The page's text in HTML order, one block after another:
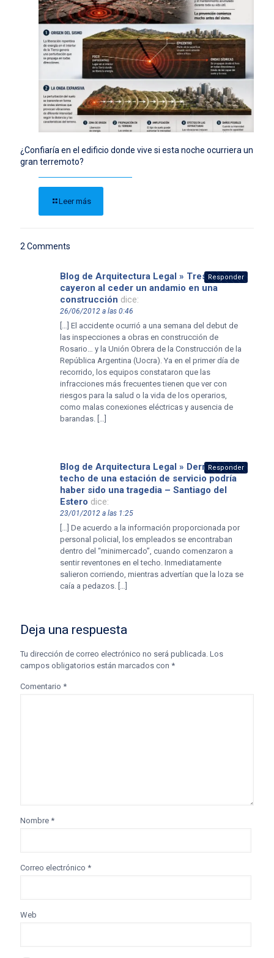
¿Confiaría en el edificio donde vive si esta noche ocurriera un
gran terremoto?
Leer más
2 Comments
Blog de Arquitectura Legal » Tres obreros
cayeron al ceder un andamio en una
construcción dice:
26/06/2012 a las 0:46
[…] El accidente ocurrió a una semana del debut de
las inspecciones a obras en construcción de
Rosario… y la Unión Obrera de la Construcción de la
República Argentina (Uocra). Ya en el primer día de
recorrido, los equipos constataron que las
infracciones más frecuentes tienen que ver con
riesgos para la salud o la vida de los operarios,
como malas conexiones eléctricas y ausencia de
barandas. […]
Responder
Blog de Arquitectura Legal » Derrumbe del
techo de una estación de servicio podría
haber sido una tragedia – Santiago del
Estero dice:
23/01/2012 a las 1:25
[…] De acuerdo a la información proporcionada por
personal policial, los empleados se encontraban
dentro del “minimercado”, cuando comenzaron a
sentir reventones en el techo. Inmediatamente
salieron corriendo, mientras advertían que la loza se
caía a pedazos. […]
Responder
Deja una respuesta
Tu dirección de correo electrónico no será publicada. Los
campos obligatorios están marcados con *
Comentario *
Nombre *
Correo electrónico *
Web